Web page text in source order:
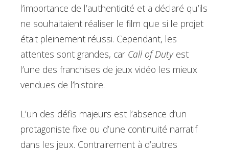
l’importance de l’authenticité et a déclaré qu’ils
ne souhaitaient réaliser le film que si le projet
était pleinement réussi. Cependant, les
attentes sont grandes, car Call of Dutyest
l’une des franchises de jeux vidéo les mieux
vendues de l’histoire.
L’un des défis majeurs est l’absence d’un
protagoniste fixe ou d’une continuité narratif
dans les jeux. Contrairement à d’autres